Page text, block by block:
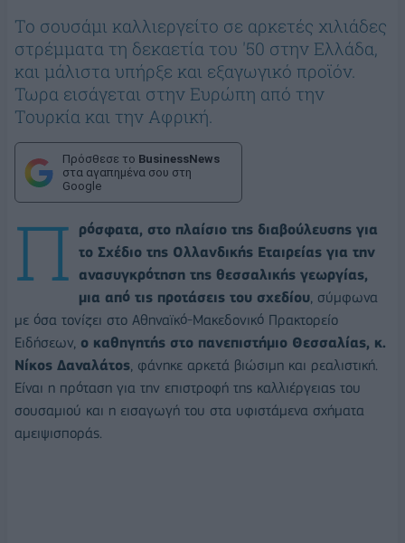
Το σουσάμι καλλιεργείτο σε αρκετές χιλιάδες
στρέμματα τη δεκαετία του '50 στην Ελλάδα,
και μάλιστα υπήρξε και εξαγωγικό προϊόν.
Τωρα εισάγεται στην Ευρώπη από την
Τουρκία και την Αφρική.
Πρόσθεσε το BusinessNews
στα αγαπημένα σου στη
Google
Π
ρόσφατα, στο πλαίσιο της διαβούλευσης για
το Σχέδιο της Ολλανδικής Εταιρείας για την
ανασυγκρότηση της θεσσαλικής γεωργίας,
μια από τις προτάσεις του σχεδίου , σύμφωνα
με όσα τονίζει στο Αθηναϊκό-Μακεδονικό Πρακτορείο
Ειδήσεων, ο καθηγητής στο πανεπιστήμιο Θεσσαλίας, κ.
Νίκος Δαναλάτος , φάνηκε αρκετά βιώσιμη και ρεαλιστική.
Είναι η πρόταση για την επιστροφή της καλλιέργειας του
σουσαμιού και η εισαγωγή του στα υφιστάμενα σχήματα
αμειψισποράς.